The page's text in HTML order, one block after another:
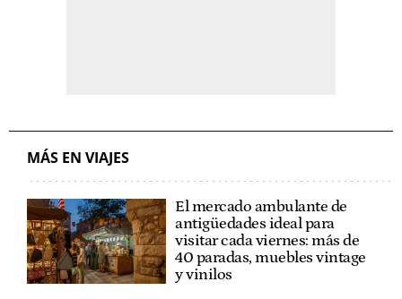
MÁS EN VIAJES
El mercado ambulante de
antigüedades ideal para
visitar cada viernes: más de
40 paradas, muebles vintage
y vinilos